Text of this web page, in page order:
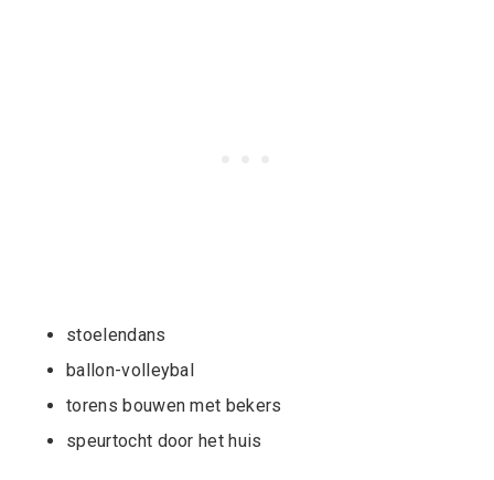
stoelendans
ballon-volleybal
torens bouwen met bekers
speurtocht door het huis